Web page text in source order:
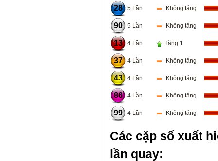
28 5 Lần Không tăng
90 5 Lần Không tăng
13 4 Lần Tăng 1
37 4 Lần Không tăng
43 4 Lần Không tăng
86 4 Lần Không tăng
99 4 Lần Không tăng
Các cặp số xuất
lần quay: